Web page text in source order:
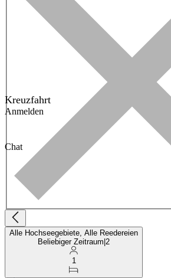
Kreuzfahrt
Anmelden
Chat
Alle Hochseegebiete, Alle Reedereien
Beliebiger Zeitraum 2
1